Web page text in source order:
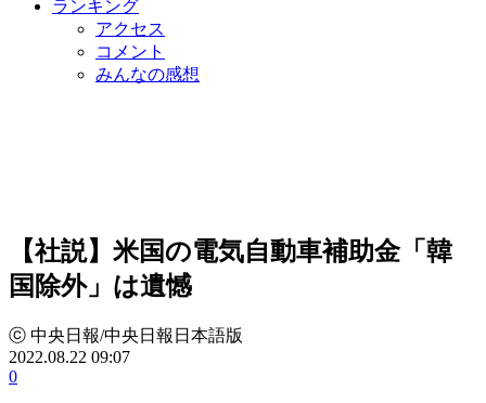
ランキング
アクセス
コメント
みんなの感想
【社説】米国の電気自動車補助金「韓
国除外」は遺憾
ⓒ 中央日報/中央日報日本語版
2022.08.22 09:07
0